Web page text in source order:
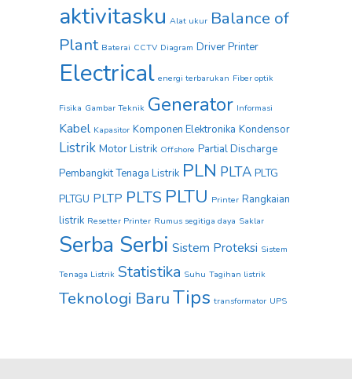
aktivitasku Alat ukur Balance of
Plant Baterai CCTV Diagram Driver Printer
Electrical energi terbarukan Fiber optik
Fisika Gambar Teknik Generator Informasi
Kabel Kapasitor Komponen Elektronika Kondensor
Listrik Motor Listrik Offshore Partial Discharge
Pembangkit Tenaga Listrik PLN PLTA PLTG
PLTGU PLTP PLTS PLTU Printer Rangkaian
listrik Resetter Printer Rumus segitiga daya Saklar
Serba Serbi Sistem Proteksi Sistem
Tenaga Listrik Statistika Suhu Tagihan listrik
Teknologi BaruTips transformator UPS